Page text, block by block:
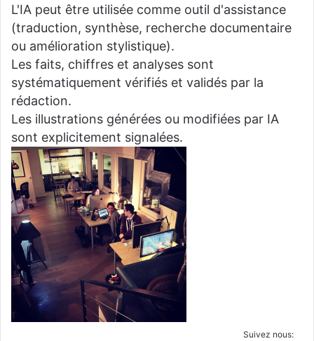
L'IA peut être utilisée comme outil d'assistance
(traduction, synthèse, recherche documentaire
ou amélioration stylistique).
Les faits, chiffres et analyses sont
systématiquement vérifiés et validés par la
rédaction.
Les illustrations générées ou modifiées par IA
sont explicitement signalées.
Suivez nous: